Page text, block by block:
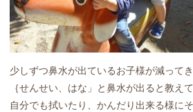
少しずつ鼻水が出ているお子様が減ってき
｛せんせい、はな」と鼻水が出ると教え
自分でも拭いたり、かんだり出来る様に